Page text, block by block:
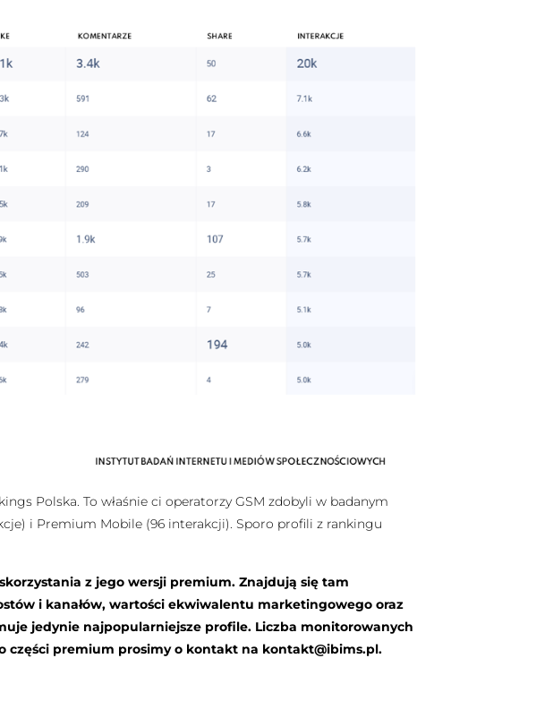
Polska. To właśnie ci operatorzy GSM zdobyli w badanym
i Premium Mobile (96 interakcji). Sporo profili z rankingu
z jego wersji premium. Znajdują się tam
i kanałów, wartości ekwiwalentu marketingowego oraz
jedynie najpopularniejsze profile. Liczba monitorowanych
części premium prosimy o kontakt na kontakt@ibims.pl.